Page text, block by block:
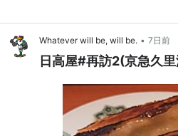
Whatever will be, will be. • 7日前
日高屋#再訪2(京急久